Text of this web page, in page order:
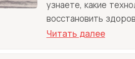
узнаете, какие
восстановить
Читать далее